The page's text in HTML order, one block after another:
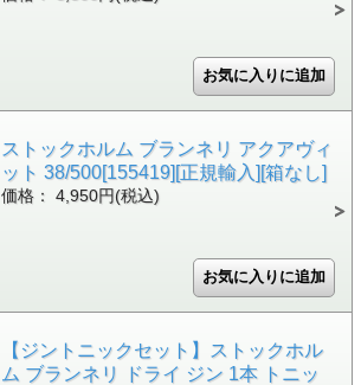
ストックホルム ブランネリ アクアヴィ
ット 38/500[155419][正規輸入][箱なし]
価格： 4,950円(税込)
【ジントニックセット】ストックホル
ム ブランネリ ドライ ジン 1本 トニッ